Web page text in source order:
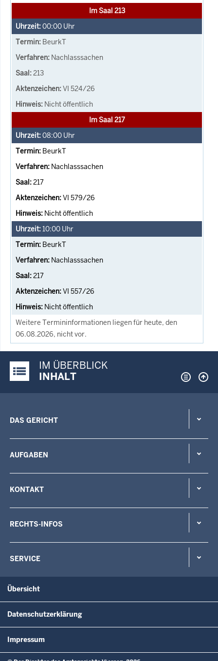
Im Saal 213
00:00 Uhr
BeurkT
Nachlasssachen
213
VI 524/26
Nicht öffentlich
Im Saal 217
08:00 Uhr
BeurkT
Nachlasssachen
217
VI 579/26
Nicht öffentlich
10:00 Uhr
BeurkT
Nachlasssachen
217
VI 557/26
Nicht öffentlich
Weitere Termininformationen liegen für heute, den
06.08.2026, nicht vor.
Justiz-Portal im Überblick:
IM ÜBERBLICK
INHALT
DAS GERICHT
AUFGABEN
KONTAKT
RECHTS-INFOS
SERVICE
Übersicht
Datenschutzerklärung
Impressum